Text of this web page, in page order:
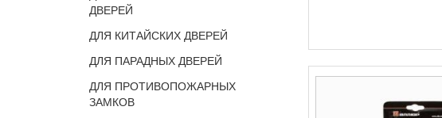
ДВЕРЕЙ
ДЛЯ КИТАЙСКИХ ДВЕРЕЙ
ДЛЯ ПАРАДНЫХ ДВЕРЕЙ
ДЛЯ ПРОТИВОПОЖАРНЫХ
ЗАМКОВ